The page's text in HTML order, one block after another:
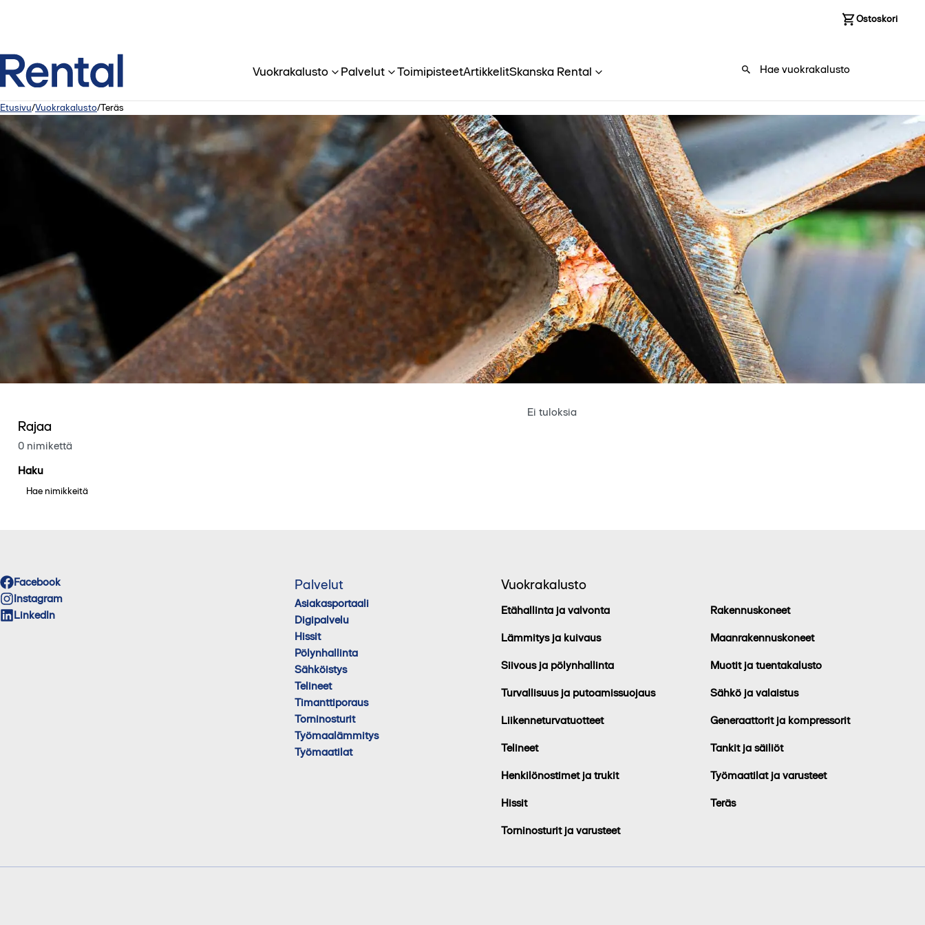
Ostoskori
Vuokrakalusto Palvelut ToimipisteetArtikkelitSkanska Rental
Etusivu/Vuokrakalusto/Teräs
Rajaa
0 nimikettä
Haku
Ei tuloksia
Facebook
Instagram
LinkedIn
Palvelut
Asiakasportaali
Digipalvelu
Hissit
Pölynhallinta
Sähköistys
Telineet
Timanttiporaus
Torninosturit
Työmaalämmitys
Työmaatilat
Vuokrakalusto
Etähallinta ja valvonta
Lämmitys ja kuivaus
Siivous ja pölynhallinta
Turvallisuus ja putoamissuojaus
Liikenneturvatuotteet
Telineet
Henkilönostimet ja trukit
Hissit
Torninosturit ja varusteet
Rakennuskoneet
Maanrakennuskoneet
Muotit ja tuentakalusto
Sähkö ja valaistus
Generaattorit ja kompressorit
Tankit ja säiliöt
Työmaatilat ja varusteet
Teräs